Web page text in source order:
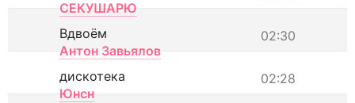
СЕКУШАРЮ
02:30
Вдвоём
Антон Завьялов
02:28
дискотека
Юнсн